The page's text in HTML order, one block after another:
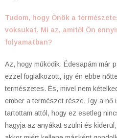
Tudom, hogy Önök a
voksukat. Mi az, amitől Ön
folyamatban?
Az, hogy működik. Édesapám már
ezzel foglalkozott, így én ebbe
természetes. És, mivel nem
ember a természet része, így a nő
tartottam attól, hogy ez esetleg
hagyja az anyákat szülni és